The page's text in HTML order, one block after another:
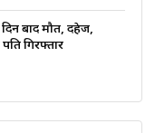
बाद मौत, दहेज,
गिरफ्तार